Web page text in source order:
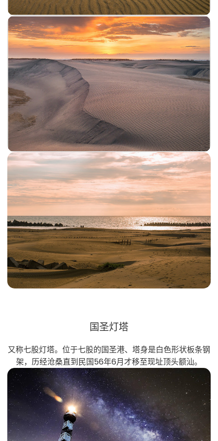
国圣灯塔
又称七股灯塔。位于七股的国圣港、塔身是白色形状板条钢
架，历经沧桑直到民国56年6月才移至现址顶头额汕。